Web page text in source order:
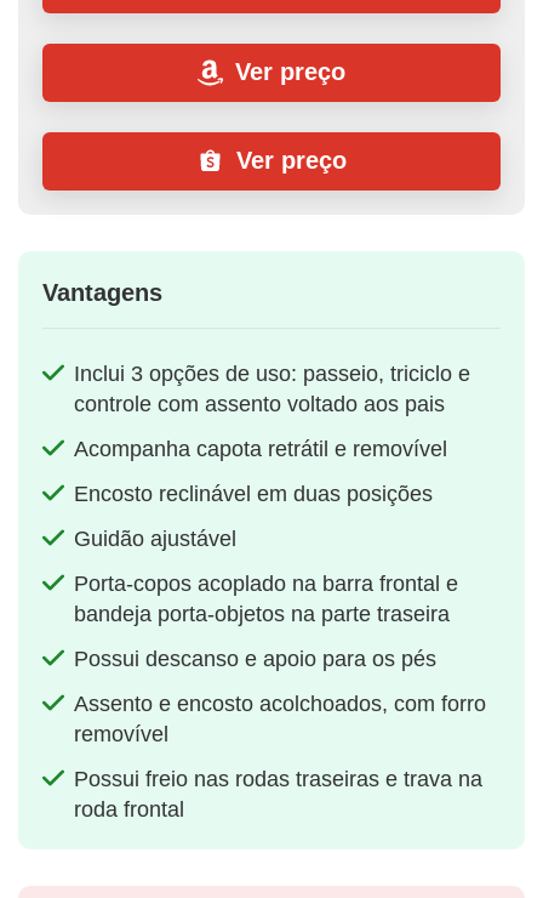
Ver preço
Ver preço
Vantagens
Inclui 3 opções de uso: passeio, triciclo e
controle com assento voltado aos pais
Acompanha capota retrátil e removível
Encosto reclinável em duas posições
Guidão ajustável
Porta-copos acoplado na barra frontal e
bandeja porta-objetos na parte traseira
Possui descanso e apoio para os pés
Assento e encosto acolchoados, com forro
removível
Possui freio nas rodas traseiras e trava na
roda frontal